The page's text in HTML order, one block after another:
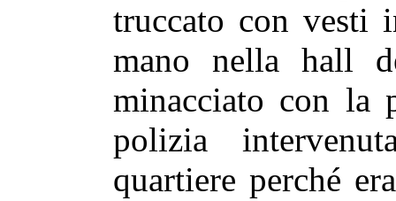
truccato con vesti
mano nella hall
minacciato con la
polizia
quartiere perché